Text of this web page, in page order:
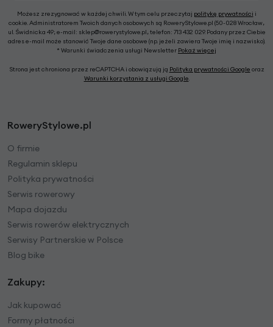
Możesz zrezygnować w każdej chwili. W tym celu przeczytaj politykę prywatności i
cookie. Administratorem Twoich danych osobowych są RoweryStylowe.pl (50-028 Wrocław,
ul. Świdnicka 49; e-mail: sklep@rowerystylowe.pl, telefon: 713 432 029. Podany przez Ciebie
adres e-mail może stanowić Twoje dane osobowe (np. jeżeli zawiera Twoje imię i nazwisko).
* Warunki świadczenia usługi Newsletter Pokaż więcej
Strona jest chroniona przez reCAPTCHA i obowiązują ją Polityka prywatności Google oraz
Warunki korzystania z usługi Google.
RoweryStylowe.pl
O firmie
Regulamin sklepu
Polityka prywatności
Serwis rowerowy
Mapa dojazdu
Serwis rowerów elektrycznych
Serwisy Partnerskie w Polsce
Blog bike
Zakupy:
Jak kupować
Formy płatności